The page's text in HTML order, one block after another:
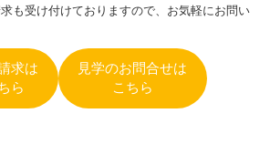
も受け付けておりますので、お気軽にお問い
求は
ら
見学のお問合せは
こちら